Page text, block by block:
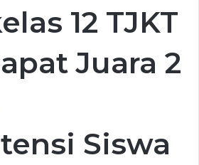
12 TJKT
Juara 2
Siswa